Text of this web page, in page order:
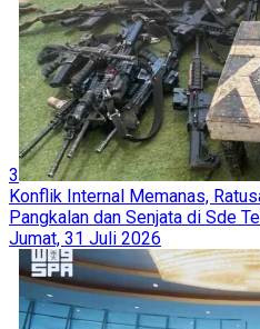
3
Konflik Internal Memanas,
Pangkalan dan Senjata di Sde
Jumat, 31 Juli 2026